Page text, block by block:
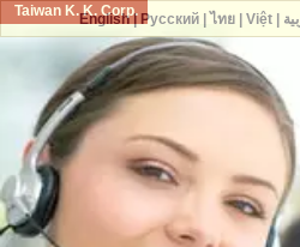
Taiwan K. K. Corp.
English| Русский| ไทย| Việt|